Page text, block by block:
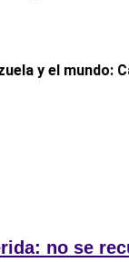
y el mundo:
no se